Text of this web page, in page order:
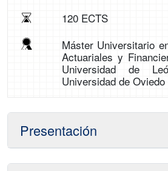
120 ECTS
Máster Universitario
Actuariales y
Universidad de
Universidad de Oviedo
Presentación